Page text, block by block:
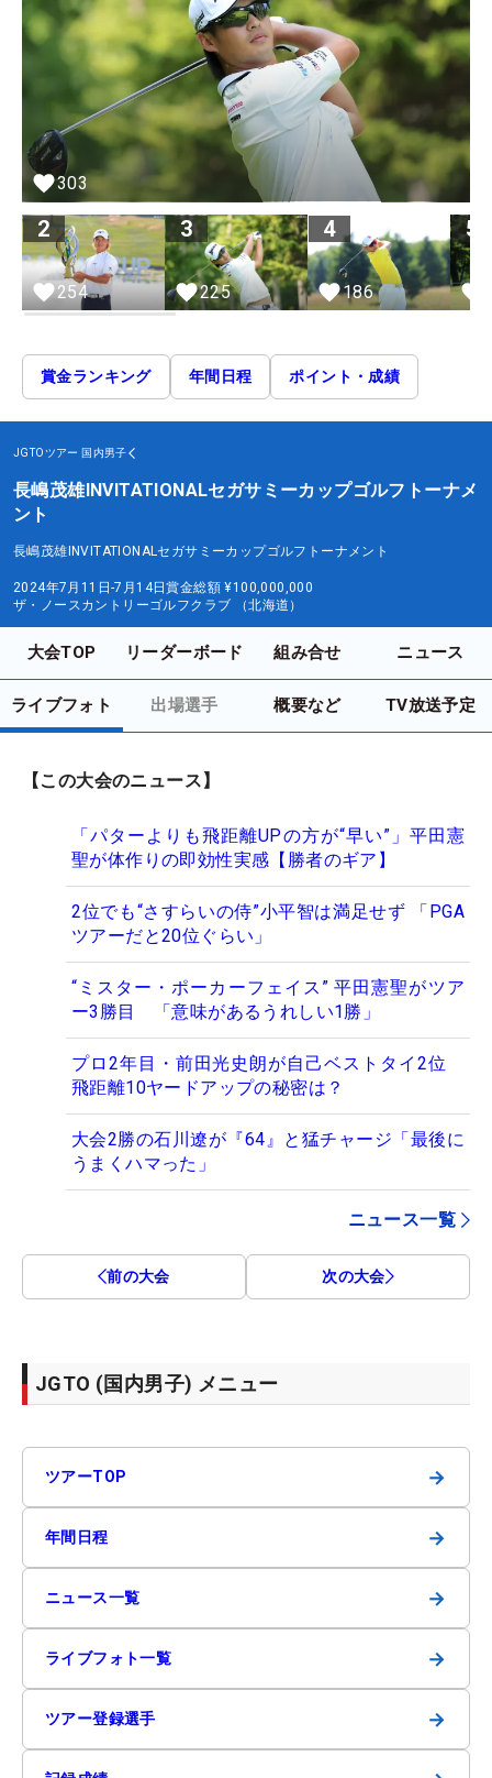
303
2
254
3
225
4
186
5
賞金ランキング 年間日程 ポイント・成績
JGTOツアー 国内男子
長嶋茂雄INVITATIONALセガサミーカップゴルフトーナメ
ント
長嶋茂雄INVITATIONALセガサミーカップゴルフトーナメント
2024年7月11日-7月14日賞金総額 ¥100,000,000
ザ・ノースカントリーゴルフクラブ （北海道）
大会TOP リーダーボード 組み合せ ニュース
ライブフォト 出場選手 概要など TV放送予定
【この大会のニュース】
「パターよりも飛距離UPの方が“早い”」平田憲
聖が体作りの即効性実感【勝者のギア】
2位でも“さすらいの侍”小平智は満足せず 「PGA
ツアーだと20位ぐらい」
“ミスター・ポーカーフェイス” 平田憲聖がツア
ー3勝目 「意味があるうれしい1勝」
プロ2年目・前田光史朗が自己ベストタイ2位
飛距離10ヤードアップの秘密は？
大会2勝の石川遼が『64』と猛チャージ「最後に
うまくハマった」
ニュース一覧
前の大会 次の大会
JGTO (国内男子) メニュー
ツアーTOP →
年間日程 →
ニュース一覧 →
ライブフォト一覧 →
ツアー登録選手 →